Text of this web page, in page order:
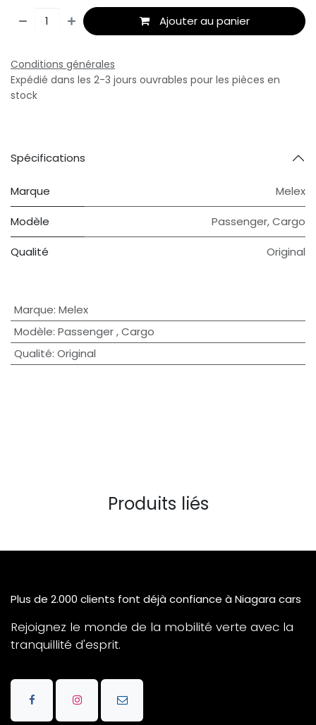
Ajouter au panier
Conditions générales
Expédié dans les 2-3 jours ouvrables pour les pièces en
stock
Spécifications
Marque Melex
Modèle Passenger,Cargo
Qualité Original
Marque: Melex
Modèle: Passenger ,Cargo
Qualité: Original
Produits liés
Plus de 2.000 clients font déjà confiance à Niagara cars
Rejoignez le monde de la mobilité verte avec la
tranquillité d'esprit.